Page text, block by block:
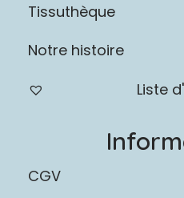
Tissuthèque
Notre histoire
Liste
CGV